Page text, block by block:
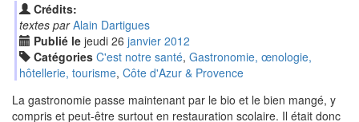
Crédits:
textes par Alain Dartigues
Publié le jeudi 26 janvier 2012
Catégories C'est notre santé, Gastronomie, œnologie,
hôtellerie, tourisme, Côte d'Azur & Provence
La gastronomie passe maintenant par le bio et le bien mangé, y
compris et peut-être surtout en restauration scolaire. Il était donc